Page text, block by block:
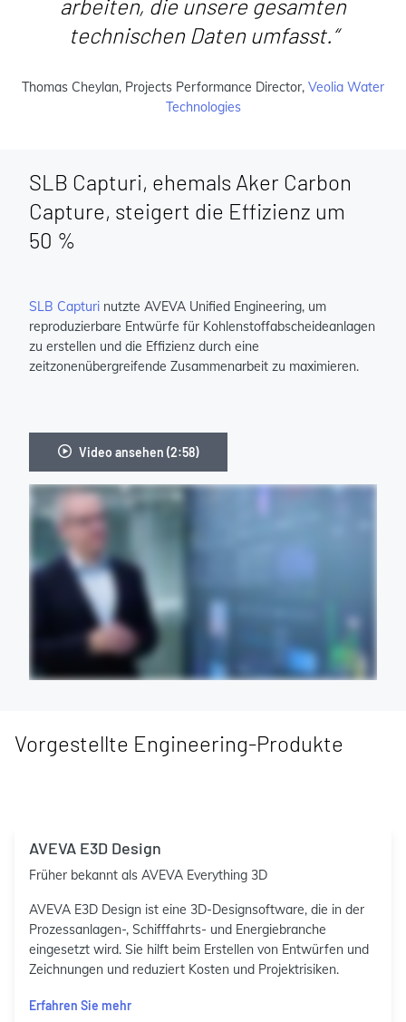
arbeiten, die unsere gesamten
technischen Daten umfasst.“
Thomas Cheylan, Projects Performance Director, Veolia Water
Technologies
SLB Capturi, ehemals Aker Carbon
Capture, steigert die Effizienz um
50 %
SLB Capturi nutzte AVEVA Unified Engineering, um
reproduzierbare Entwürfe für Kohlenstoffabscheideanlagen
zu erstellen und die Effizienz durch eine
zeitzonenübergreifende Zusammenarbeit zu maximieren.
Video ansehen (2:58)
Vorgestellte Engineering-Produkte
AVEVA E3D Design
Früher bekannt als AVEVA Everything 3D
AVEVA E3D Design ist eine 3D-Designsoftware, die in der
Prozessanlagen-, Schifffahrts- und Energiebranche
eingesetzt wird. Sie hilft beim Erstellen von Entwürfen und
Zeichnungen und reduziert Kosten und Projektrisiken.
Erfahren Sie mehr